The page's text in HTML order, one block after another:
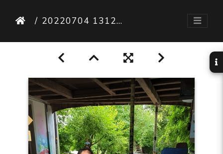
20220704 131233